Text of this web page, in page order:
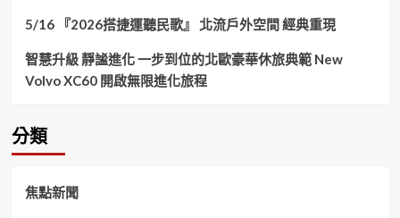
5/16 『2026搭捷運聽民歌』 北流戶外空間 經典重現
智慧升級 靜謐進化 一步到位的北歐豪華休旅典範 New
Volvo XC60 開啟無限進化旅程
分類
焦點新聞